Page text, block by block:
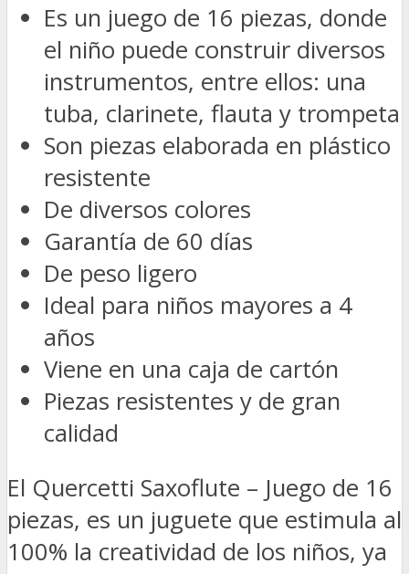
Es un juego de 16 piezas, donde
el niño puede construir diversos
instrumentos, entre ellos: una
tuba, clarinete, flauta y trompeta
Son piezas elaborada en plástico
resistente
De diversos colores
Garantía de 60 días
De peso ligero
Ideal para niños mayores a 4
años
Viene en una caja de cartón
Piezas resistentes y de gran
calidad
El Quercetti Saxoflute – Juego de 16
piezas, es un juguete que estimula al
100% la creatividad de los niños, ya